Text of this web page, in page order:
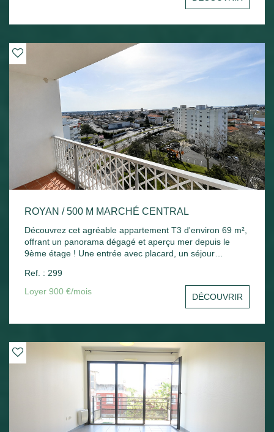
ROYAN / 500 M MARCHÉ CENTRAL
Découvrez cet agréable appartement T3 d'environ 69 m²,
offrant un panorama dégagé et aperçu mer depuis le
9ème étage ! Une entrée avec placard, un séjour
sud avec un aperçu mer, une cuisine indépendante, une
chambre avec placard, un bureau ou une chambre, salle
de bains et toilettes séparées. Une cave et une place de
Ref. : 299
Loyer 900 €/mois
DÉCOUVRIR